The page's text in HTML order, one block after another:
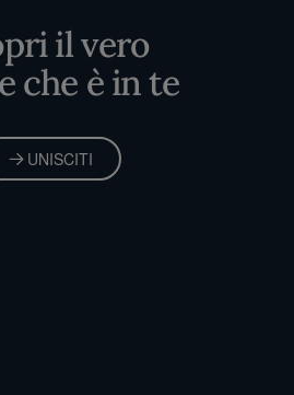
il vero
che è in te
UNISCITI